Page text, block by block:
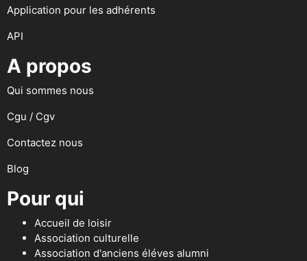
Application pour les adhérents
API
A propos
Qui sommes nous
Cgu / Cgv
Contactez nous
Blog
Pour qui
Accueil de loisir
Association culturelle
Association d'anciens éléves alumni